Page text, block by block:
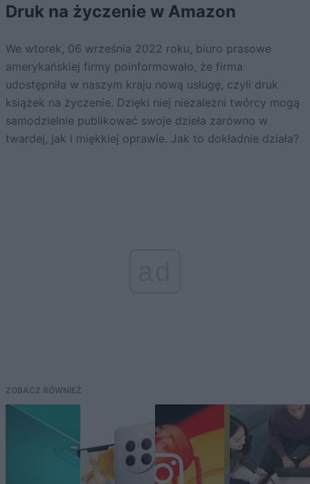
Druk na życzenie w Amazon
We wtorek, 06 września 2022 roku, biuro prasowe
amerykańskiej firmy poinformowało, że firma
udostępniła w naszym kraju nową usługę, czyli druk
książek na życzenie. Dzięki niej niezależni twórcy mogą
samodzielnie publikować swoje dzieła zarówno w
twardej, jak i miękkiej oprawie. Jak to dokładnie działa?
ZOBACZ RÓWNIEŻ